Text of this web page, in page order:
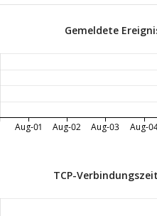
Gemeldete
Aug-01 Aug-02 Aug-03 Aug-
TCP-